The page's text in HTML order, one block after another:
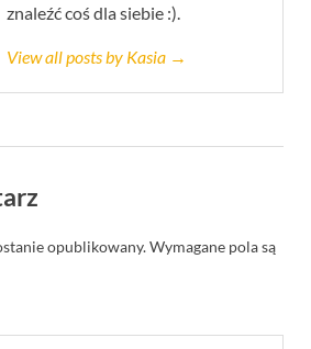
znaleźć coś dla siebie :).
View all posts by Kasia →
opublikowany.Wymagane pola są